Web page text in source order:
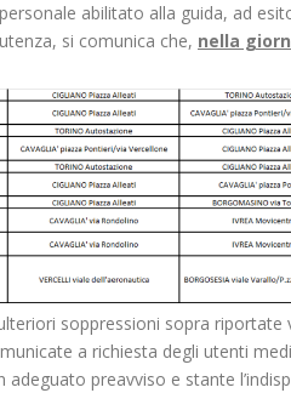
abilitato alla guida, ad
si comunica che, nella
soppressioni sopra
a richiesta degli utenti
preavviso e stante